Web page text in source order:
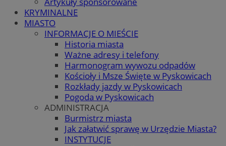
KRYMINALNE
MIASTO
INFORMACJE O MIEŚCIE
Historia miasta
Ważne adresy i telefony
Harmonogram wywozu odpadów
Kościoły i Msze Święte w Pyskowicach
Rozkłady jazdy w Pyskowicach
Pogoda w Pyskowicach
ADMINISTRACJA
Burmistrz miasta
Jak załatwić sprawę w Urzędzie Miasta?
INSTYTUCJE